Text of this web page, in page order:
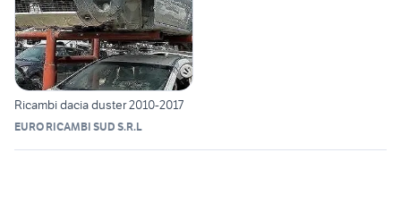
Ricambi dacia duster 2010-2017
EURO RICAMBI SUD S.R.L